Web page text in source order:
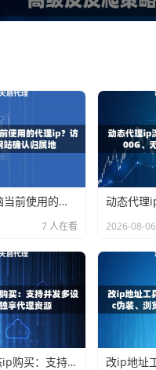
用级代理？
供了更精细的控制能力。它允
过代理IP访问，而邮件App和
理通常需要借助第三方工具
深。这类工具可以接管指定
配置的代理服务器。这种方
容性很大程度上依赖于你所
量。一个稳定可靠的代理IP
应用级方案对比
怎么查看电脑当前使用的代理ip？访问ip查询网站确认归属地
7 人在看 2026-08-06
国内l2tp静态ip购买：支持并发多设备连接的独享代理资源